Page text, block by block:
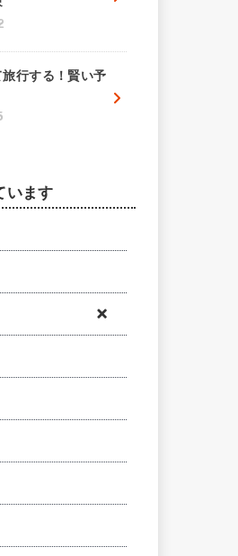
行する！賢い予
います